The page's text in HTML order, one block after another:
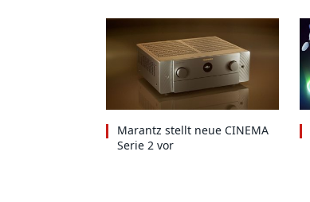
Marantz stellt neue CINEMA
Serie 2 vor